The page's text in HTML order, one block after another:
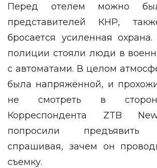
Перед отелем можно
представителей КНР,
бросается усиленная
полиции стояли люди в
с автоматами. В целом
была напряжённой, и
не смотреть в
Корреспондента ZTB
попросили предъявить
спрашивая, зачем он
съемку.